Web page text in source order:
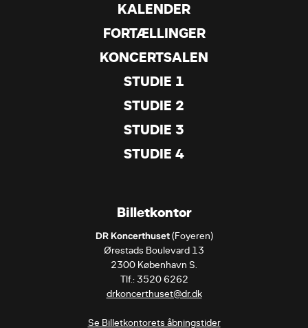
KALENDER
FORTÆLLINGER
KONCERTSALEN
STUDIE 1
STUDIE 2
STUDIE 3
STUDIE 4
Billetkontor
DR Koncerthuset (Foyeren)
Ørestads Boulevard 13
2300 København S.
drkoncerthuset@dr.dk
Se Billetkontorets åbningstider